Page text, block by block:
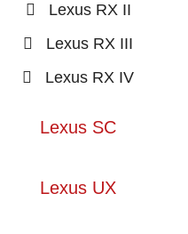
Lexus RX II
Lexus RX III
Lexus RX IV
Lexus SC
Lexus UX